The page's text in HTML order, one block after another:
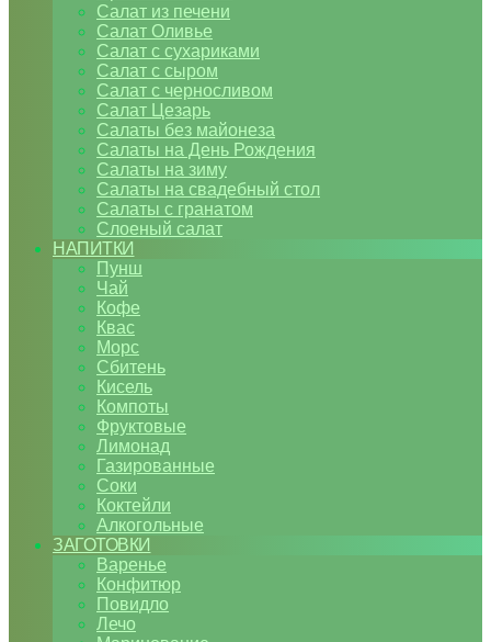
Салат из печени
Салат Оливье
Салат с сухариками
Салат с сыром
Салат с черносливом
Салат Цезарь
Салаты без майонеза
Салаты на День Рождения
Салаты на зиму
Салаты на свадебный стол
Салаты с гранатом
Слоеный салат
НАПИТКИ
Пунш
Чай
Кофе
Квас
Морс
Сбитень
Кисель
Компоты
Фруктовые
Лимонад
Газированные
Соки
Коктейли
Алкогольные
ЗАГОТОВКИ
Варенье
Конфитюр
Повидло
Лечо